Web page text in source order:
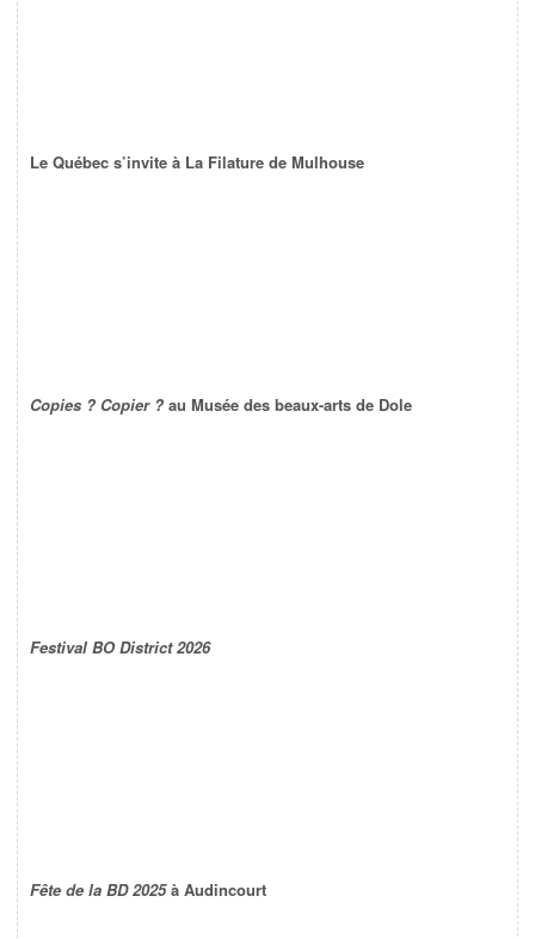
Le Québec s’invite à La Filature de Mulhouse
Copies ? Copier ? au Musée des beaux-arts de Dole
Festival BO District 2026
Fête de la BD 2025à Audincourt